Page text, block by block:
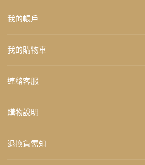
我的帳戶
我的購物車
連絡客服
購物說明
退換貨需知